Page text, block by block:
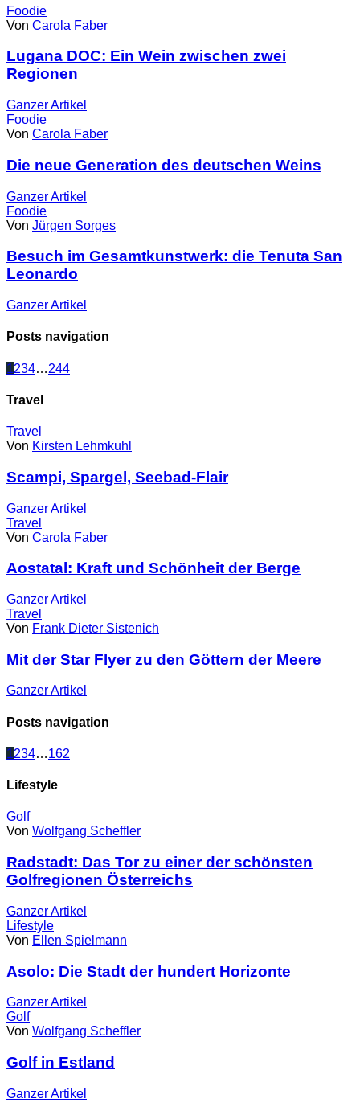
Foodie
Von Carola Faber
Lugana DOC: Ein Wein zwischen zwei
Regionen
GanzerArtikel
Foodie
Von Carola Faber
Die neue Generation des deutschen Weins
GanzerArtikel
Foodie
Von Jürgen Sorges
Besuch im Gesamtkunstwerk: die Tenuta San
Leonardo
GanzerArtikel
Posts navigation
1234…244
Travel
Travel
Von Kirsten Lehmkuhl
Scampi, Spargel, Seebad-Flair
GanzerArtikel
Travel
Von Carola Faber
Aostatal: Kraft und Schönheit der Berge
GanzerArtikel
Travel
Von Frank Dieter Sistenich
Mit der Star Flyer zu den Göttern der Meere
GanzerArtikel
Posts navigation
1234…162
Lifestyle
Golf
Von Wolfgang Scheffler
Radstadt: Das Tor zu einer der schönsten
Golfregionen Österreichs
GanzerArtikel
Lifestyle
Von Ellen Spielmann
Asolo: Die Stadt der hundert Horizonte
GanzerArtikel
Golf
Von Wolfgang Scheffler
Golf in Estland
GanzerArtikel